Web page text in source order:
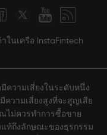
นเครือ InstaFintech
ความเสี่ยงในระดับหนึ่ง
วามเสี่ยงสูงที่จะสูญเสีย
ณไม่ควรทำการซื้อขาย
แท้ถึงลักษณะของธุรกรรม